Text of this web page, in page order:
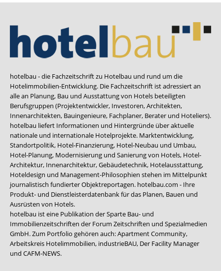
hotelbau - die Fachzeitschrift zu Hotelbau und rund um die
Hotelimmobilien-Entwicklung. Die Fachzeitschrift ist adressiert an
alle an Planung, Bau und Ausstattung von Hotels beteiligten
Berufsgruppen (Projektentwickler, Investoren, Architekten,
Innenarchitekten, Bauingenieure, Fachplaner, Berater und Hoteliers).
hotelbau liefert Informationen und Hintergründe über aktuelle
nationale und internationale Hotelprojekte. Marktentwicklung,
Standortpolitik, Hotel-Finanzierung, Hotel-Neubau und Umbau,
Hotel-Planung, Modernisierung und Sanierung von Hotels, Hotel-
Architektur, Innenarchitektur, Gebäudetechnik, Hotelausstattung,
Hoteldesign und Management-Philosophien stehen im Mittelpunkt
journalistisch fundierter Objektreportagen. hotelbau.com - Ihre
Produkt- und Dienstleisterdatenbank für das Planen, Bauen und
Ausrüsten von Hotels.
hotelbau ist eine Publikation der Sparte Bau- und
Immobilienzeitschriften der Forum Zeitschriften und Spezialmedien
GmbH. Zum Portfolio gehören auch:Apartment Community,
Arbeitskreis Hotelimmobilien, industrieBAU, Der Facility Manager
und CAFM-NEWS.